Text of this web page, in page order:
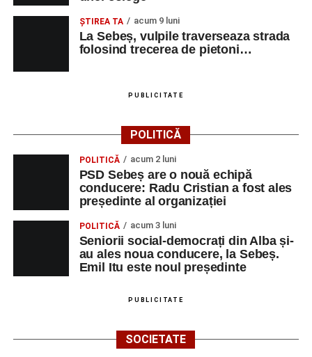
Robert Indrei – bandoneon
Milena Vădan – vioară
Emanuel Elcean – contrabas
Adrian Lup – violoncel
Vlad Dordea.
Piața Primăriei
Orele 17.00–20.00– Punct oficial de înscrieri și informații
SÂMBĂTĂ, 22 AUGUST 2026
Platoul Centrului Cultural „Lucian
Blaga” Sebeș
ŞTIREA TA acum 9 luni
La Sebeș, vulpile traverseaza strada
folosind trecerea de pietoni…
PUBLICITATE
POLITICĂ
POLITICĂ acum 2 luni
PSD Sebeș are o nouă echipă
conducere: Radu Cristian a fost ales
președinte al organizației
POLITICĂ acum 3 luni
Seniorii social-democrați din Alba și-
au ales noua conducere, la Sebeș.
Emil Itu este noul președinte
PUBLICITATE
SOCIETATE